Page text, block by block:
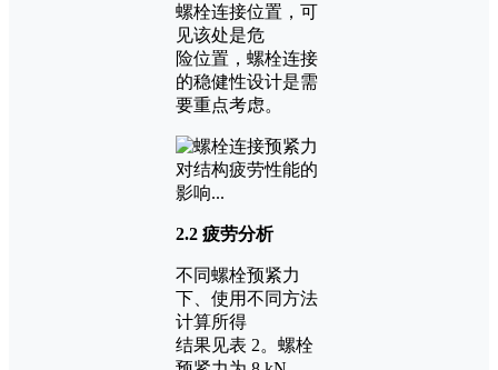
螺栓连接位置，可
见该处是危
险位置，螺栓连接
的稳健性设计是需
要重点考虑。
2.2 疲劳分析
不同螺栓预紧力
下、使用不同方法
计算所得
结果见表 2。螺栓